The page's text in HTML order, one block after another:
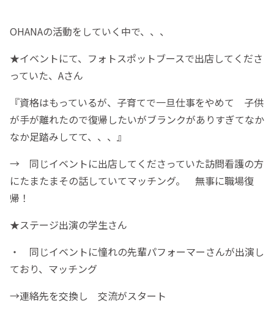
OHANAの活動をしていく中で、、、
★イベントにて、フォトスポットブースで出店してくださ
っていた、Aさん
『資格はもっているが、子育てで一旦仕事をやめて 子供
が手が離れたので復帰したいがブランクがありすぎてなか
なか足踏みしてて、、、』
→ 同じイベントに出店してくださっていた訪問看護の方
にたまたまその話していてマッチング。 無事に職場復
帰！
★ステージ出演の学生さん
・ 同じイベントに憧れの先輩パフォーマーさんが出演し
ており、マッチング
→連絡先を交換し 交流がスタート